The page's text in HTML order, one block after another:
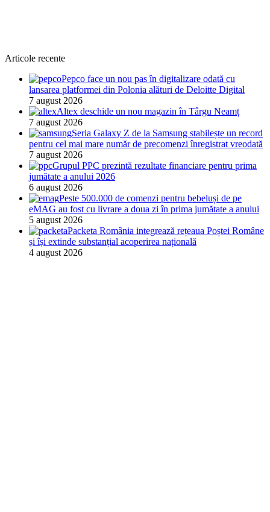
Articole recente
Pepco face un nou pas în digitalizare odată cu
lansarea platformei din Polonia alături de Deloitte Digital
7 august 2026
Altex deschide un nou magazin în Târgu Neamț
7 august 2026
Seria Galaxy Z de la Samsung stabilește un record
pentru cel mai mare număr de precomenzi înregistrat vreodată
7 august 2026
Grupul PPC prezintă rezultate financiare pentru prima
jumătate a anului 2026
6 august 2026
Peste 500.000 de comenzi pentru bebeluși de pe
eMAG au fost cu livrare a doua zi în prima jumătate a anului
5 august 2026
Packeta România integrează rețeaua Poștei Române
și își extinde substanțial acoperirea națională
4 august 2026